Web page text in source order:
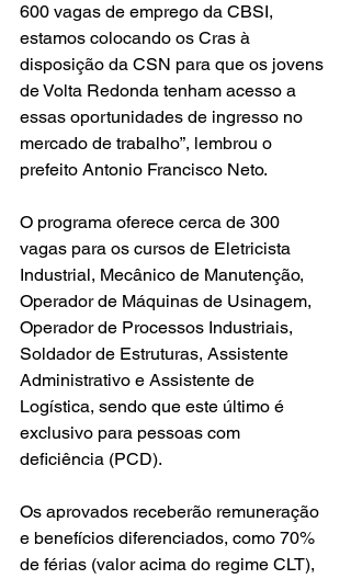
600 vagas de emprego da CBSI,
estamos colocando os Cras à
disposição da CSN para que os jovens
de Volta Redonda tenham acesso a
essas oportunidades de ingresso no
mercado de trabalho”, lembrou o
prefeito Antonio Francisco Neto.
O programa oferece cerca de 300
vagas para os cursos de Eletricista
Industrial, Mecânico de Manutenção,
Operador de Máquinas de Usinagem,
Operador de Processos Industriais,
Soldador de Estruturas, Assistente
Administrativo e Assistente de
Logística, sendo que este último é
exclusivo para pessoas com
deficiência (PCD).
Os aprovados receberão remuneração
e benefícios diferenciados, como 70%
de férias (valor acima do regime CLT),